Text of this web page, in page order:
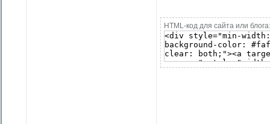
HTML-код для сайта или блога: